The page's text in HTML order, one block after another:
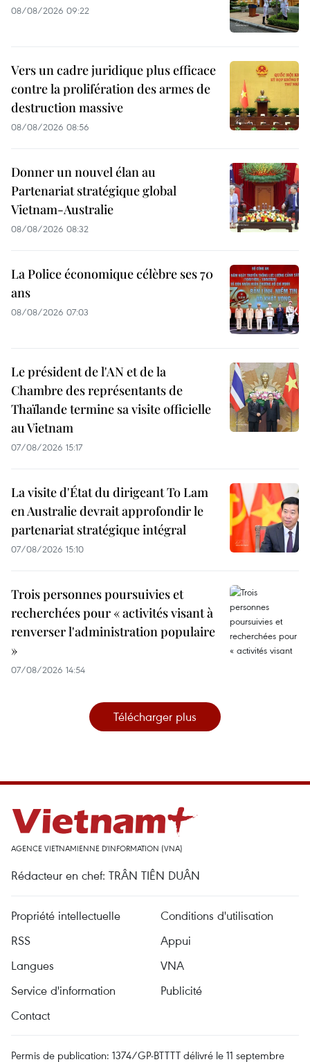
08/08/2026 09:22
Vers un cadre juridique plus efficace
contre la prolifération des armes de
destruction massive
08/08/2026 08:56
Donner un nouvel élan au
Partenariat stratégique global
Vietnam-Australie
08/08/2026 08:32
La Police économique célèbre ses 70
ans
08/08/2026 07:03
Le président de l'AN et de la
Chambre des représentants de
Thaïlande termine sa visite officielle
au Vietnam
07/08/2026 15:17
La visite d'État du dirigeant To Lam
en Australie devrait approfondir le
partenariat stratégique intégral
07/08/2026 15:10
Trois personnes poursuivies et
recherchées pour « activités visant à
renverser l'administration populaire
»
07/08/2026 14:54
Télécharger plus
AGENCE VIETNAMIENNE D'INFORMATION (VNA)
Rédacteur en chef: TRÂN TIÊN DUÂN
Propriété intellectuelle
Conditions d'utilisation
RSS
Appui
Langues
VNA
Service d'information
Publicité
Contact
Permis de publication: 1374/GP-BTTTT délivré le 11 septembre